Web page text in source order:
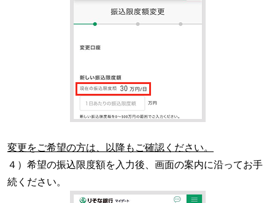
変更をご希望の方は、以降もご確認ください。
４）希望の振込限度額を入力後、画面の案内に沿ってお手
続ください。